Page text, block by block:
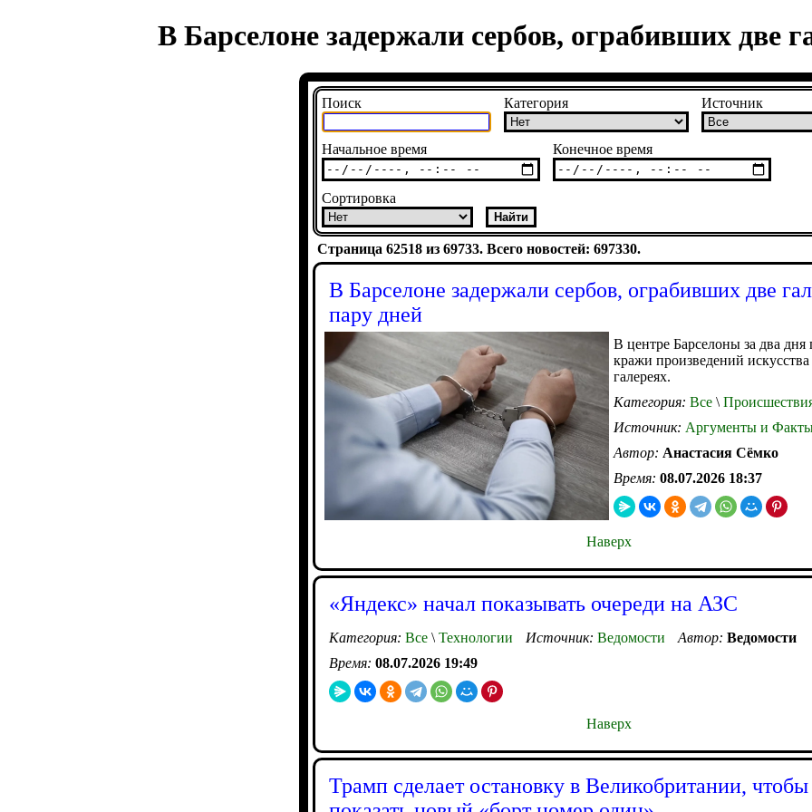
В Барселоне задержали сербов, ограбивших две
Поиск Категория Источник
Начальное время Конечное время
Сортировка
Страница 62518 из 69733. Всего новостей: 697330.
В Барселоне задержали сербов, ограбивших две
пару дней
В центре Барселоны за два
кражи произведений
галереях.
Категория: Все \
Источник: Аргументы и
Автор: Анастасия Сёмко
Время: 08.07.2026 18:37
Наверх
«Яндекс» начал показывать очереди на АЗС
Категория: Все \ Технологии Источник: Ведомости Автор: Ведомости
Время: 08.07.2026 19:49
Наверх
Трамп сделает остановку в Великобритании, чтобы